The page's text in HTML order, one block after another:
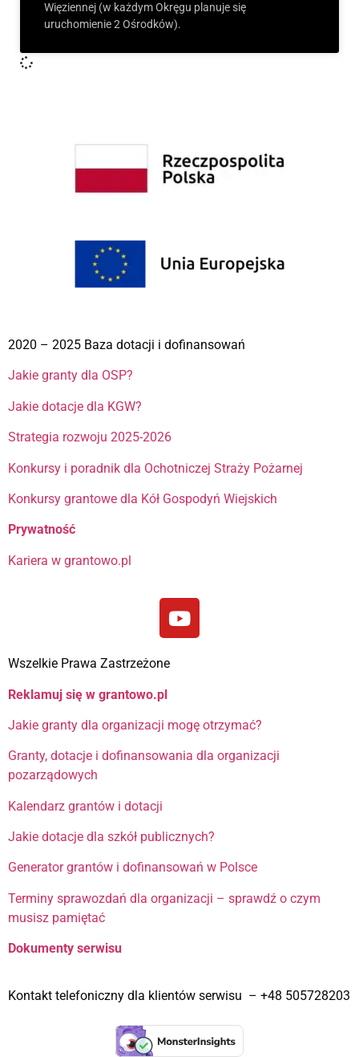
Więziennej (w każdym Okręgu planuje się
uruchomienie 2 Ośrodków).
2020 – 2025 Baza dotacji i dofinansowań
Jakie granty dla OSP?
Jakie dotacje dla KGW?
Strategia rozwoju 2025-2026
Konkursy i poradnik dla Ochotniczej Straży Pożarnej
Konkursy grantowe dla Kół Gospodyń Wiejskich
Prywatność
Kariera w grantowo.pl
Wszelkie Prawa Zastrzeżone
Reklamuj się w grantowo.pl
Jakie granty dla organizacji mogę otrzymać?
Granty, dotacje i dofinansowania dla organizacji
pozarządowych
Kalendarz grantów i dotacji
Jakie dotacje dla szkół publicznych?
Generator grantów i dofinansowań w Polsce
Terminy sprawozdań dla organizacji – sprawdź o czym
musisz pamiętać
Dokumenty serwisu
Kontakt telefoniczny dla klientów serwisu – +48 505728203